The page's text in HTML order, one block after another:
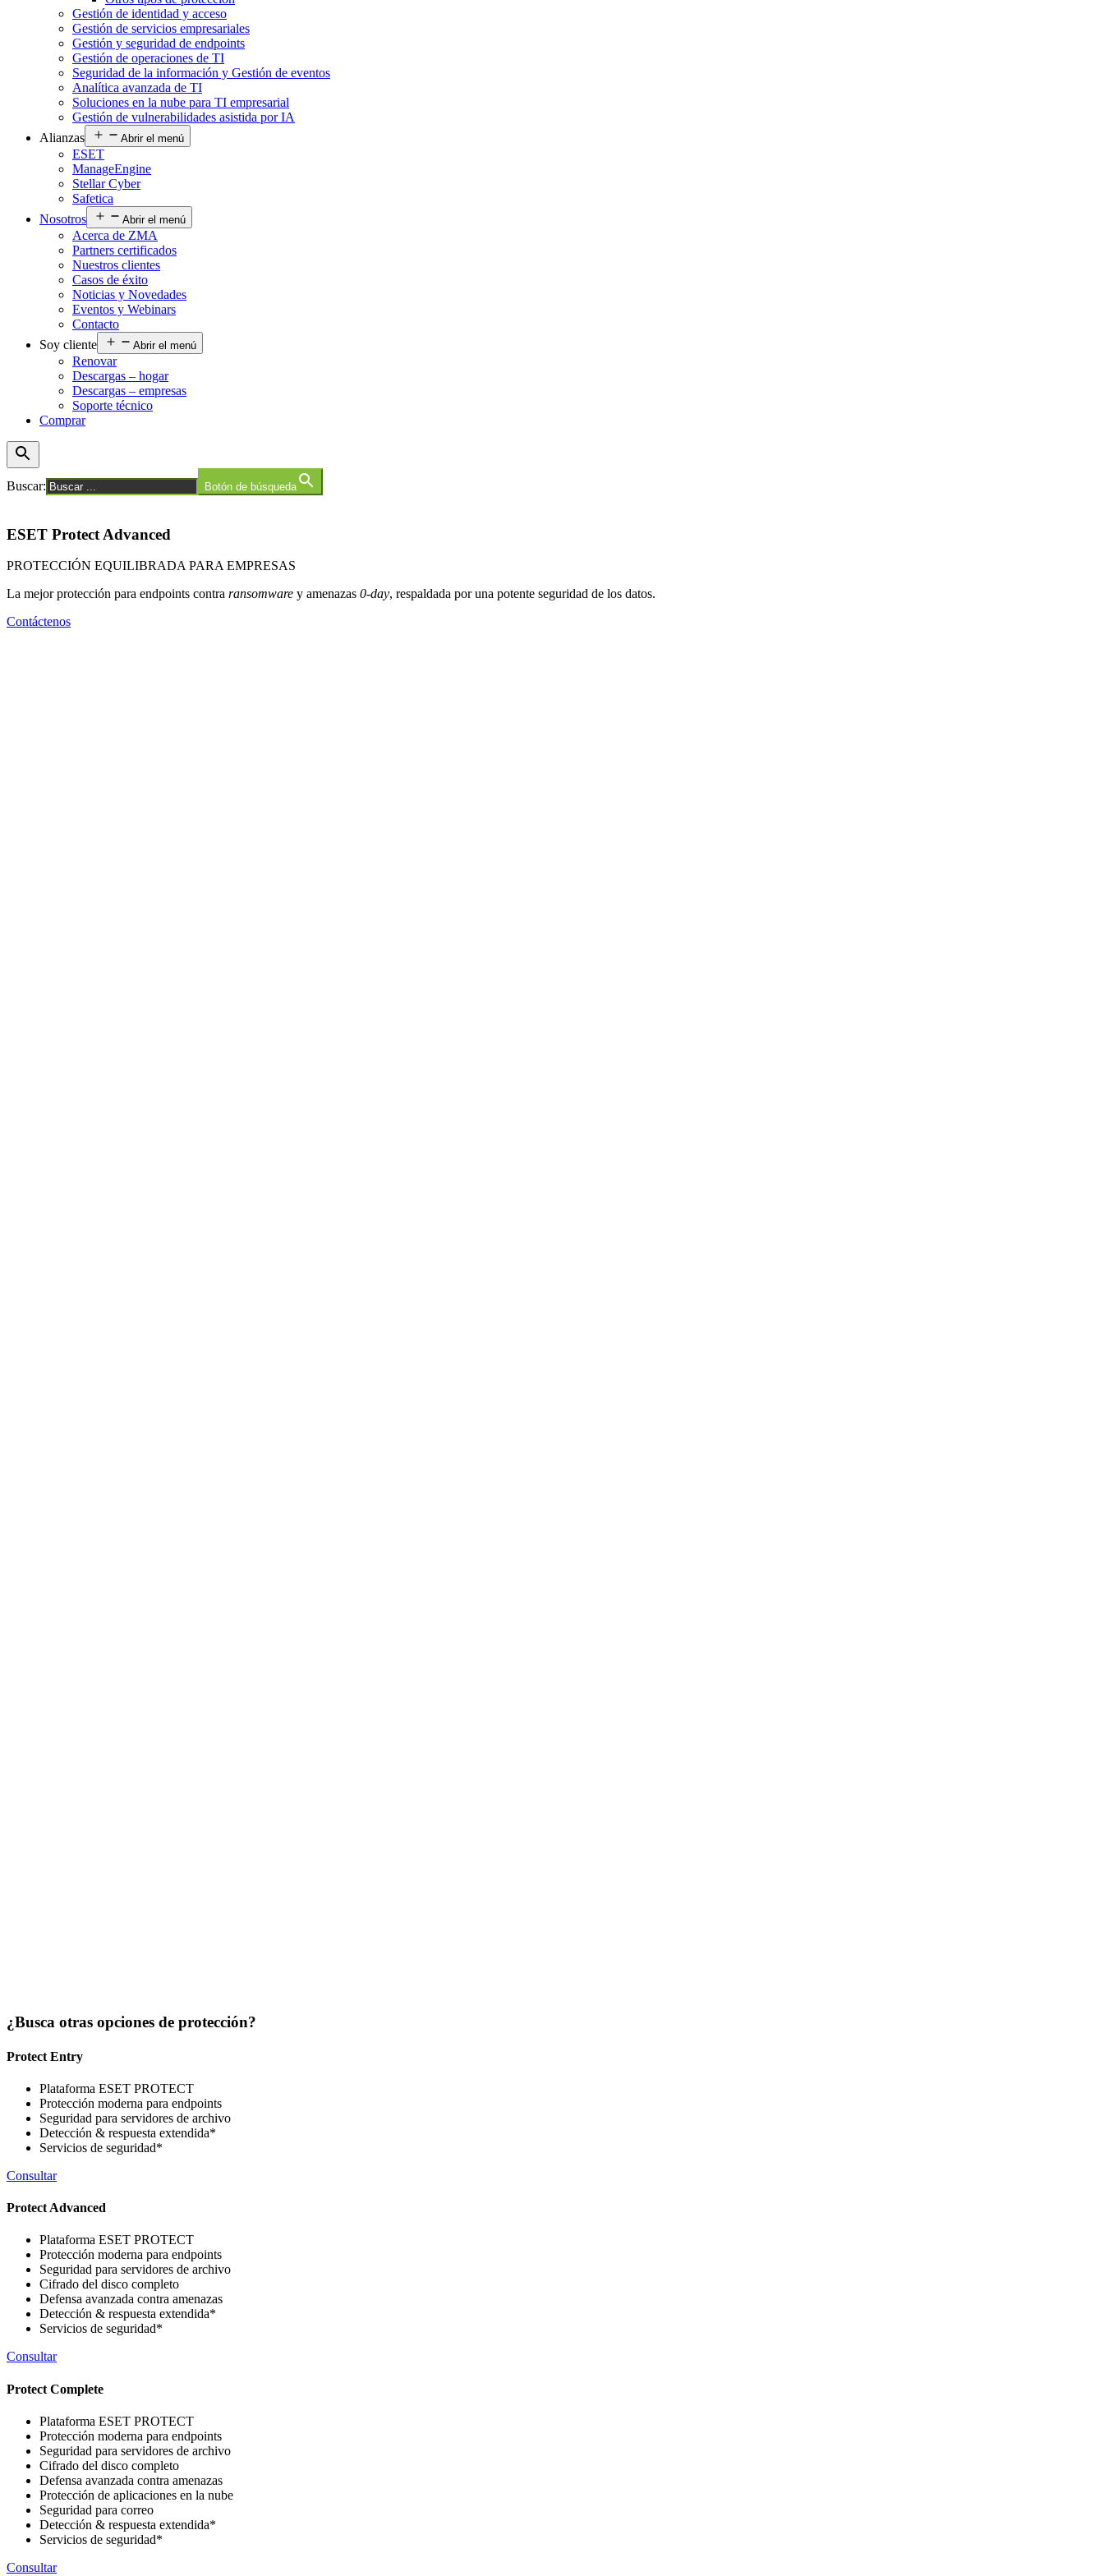
Gestión de identidad y acceso
Gestión de servicios empresariales
Gestión y seguridad de endpoints
Gestión de operaciones de TI
Seguridad de la información y Gestión de eventos
Analítica avanzada de TI
Soluciones en la nube para TI empresarial
Gestión de vulnerabilidades asistida por IA
Alianzas
Abrir el menú
ESET
ManageEngine
Stellar Cyber
Safetica
Nosotros
Abrir el menú
Acerca de ZMA
Partners certificados
Nuestros clientes
Casos de éxito
Noticias y Novedades
Eventos y Webinars
Contacto
Soy cliente
Abrir el menú
Renovar
Descargas – hogar
Descargas – empresas
Soporte técnico
Comprar
Buscar: Botón de búsqueda
ESET Protect Advanced
PROTECCIÓN EQUILIBRADA PARA EMPRESAS
La mejor protección para endpoints contra ransomware y amenazas 0-day, respaldada por una potente seguridad de los datos.
Contáctenos
¿Busca otras opciones de protección?
Protect Entry
Plataforma ESET PROTECT
Protección moderna para endpoints
Seguridad para servidores de archivo
Detección & respuesta extendida*
Servicios de seguridad*
Consultar
Protect Advanced
Plataforma ESET PROTECT
Protección moderna para endpoints
Seguridad para servidores de archivo
Cifrado del disco completo
Defensa avanzada contra amenazas
Detección & respuesta extendida*
Servicios de seguridad*
Consultar
Protect Complete
Plataforma ESET PROTECT
Protección moderna para endpoints
Seguridad para servidores de archivo
Cifrado del disco completo
Defensa avanzada contra amenazas
Protección de aplicaciones en la nube
Seguridad para correo
Detección & respuesta extendida*
Servicios de seguridad*
Consultar